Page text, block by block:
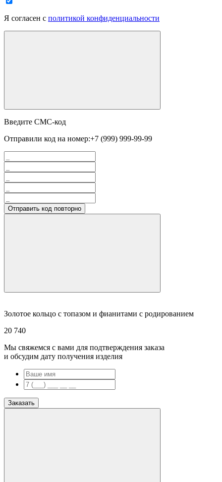
Я согласен с политикой конфиденциальности
Введите СМС-код
Отправили код на номер:+7 (999) 999-99-99
Отправить код повторно
Золотое кольцо с топазом и фианитами с родированием
20 740
Мы свяжемся с вами для подтверждения заказа
и обсудим дату получения изделия
Заказать